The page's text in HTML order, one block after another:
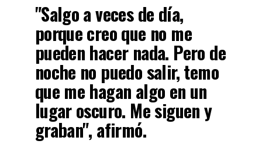
"Salgo a veces de día,
porque creo que no me
pueden hacer nada. Pero de
noche no puedo salir, temo
que me hagan algo en un
lugar oscuro. Me siguen y
graban", afirmó.